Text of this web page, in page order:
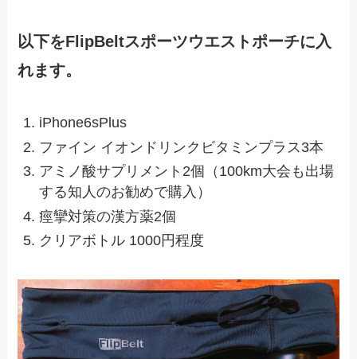
以下をFlipBeltスポーツウエストポーチに入
れます。
iPhone6sPlus
ファイン イオンドリンクビタミンプラス3本
アミノ酸サプリメント2個（100km大会も出場
する知人のお勧めで購入）
痙攣対策の漢方薬2個
クリアボトル 1000円程度